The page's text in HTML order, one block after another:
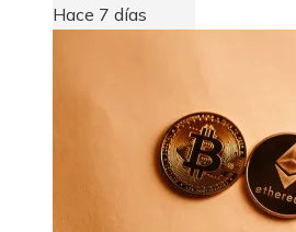
Hace 7 días